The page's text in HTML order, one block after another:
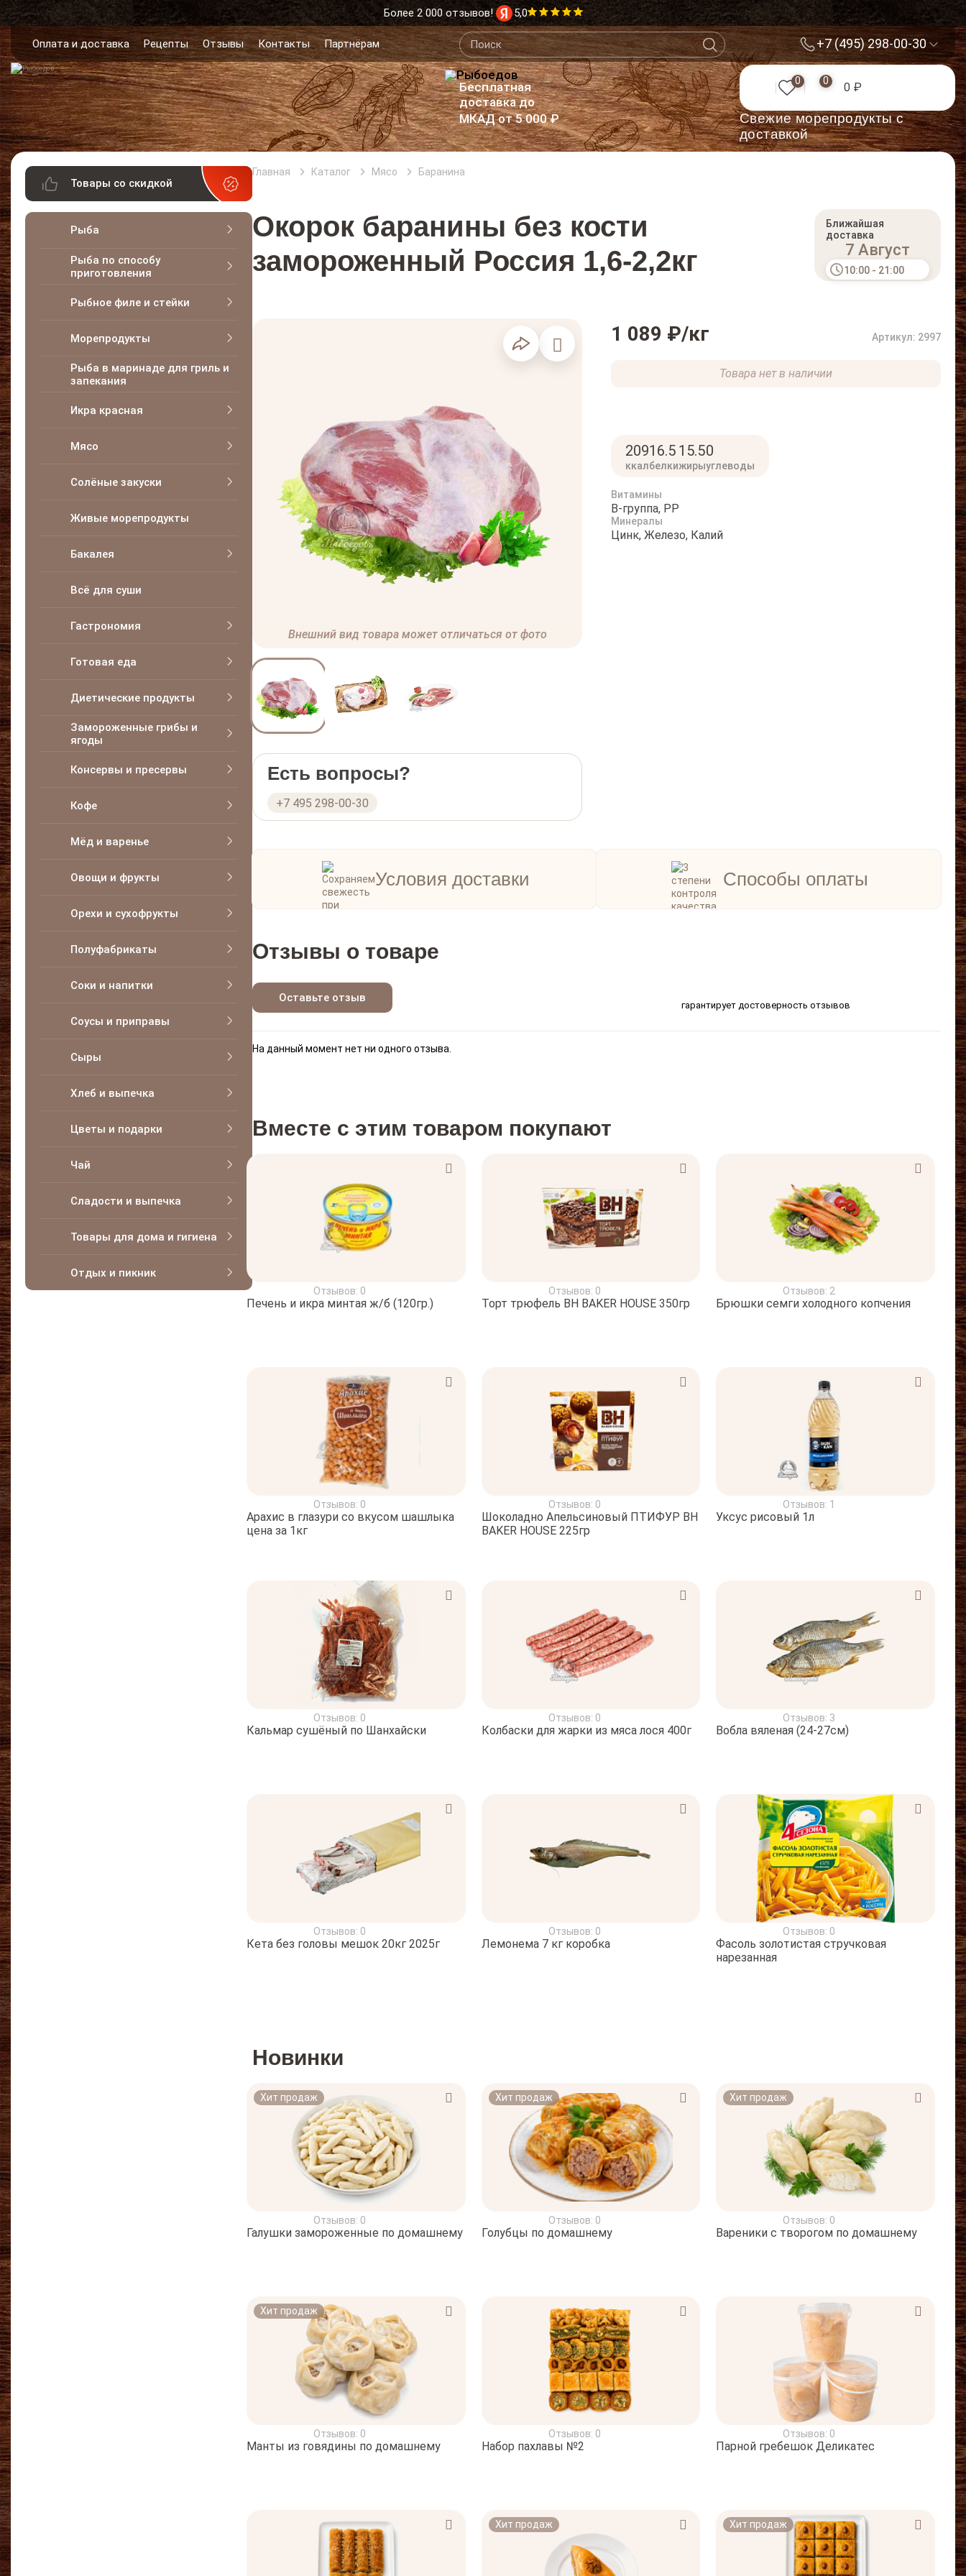
Более 2 000 отзывов! 5,0
Оплата и доставка Рецепты Отзывы Контакты Партнёрам +7 (495) 298-00-30
Бесплатная
доставка до
МКАД от 5 000 ₽
0 0 0 ₽
Cвежие морепродукты с
доставкой
Товары со скидкой
Рыба
Рыба по способу
приготовления
Рыбное филе и стейки
Морепродукты
Рыба в маринаде для гриль и
запекания
Икра красная
Мясо
Солёные закуски
Живые морепродукты
Бакалея
Всё для суши
Гастрономия
Готовая еда
Диетические продукты
Замороженные грибы и
ягоды
Консервы и пресервы
Кофе
Мёд и варенье
Овощи и фрукты
Орехи и сухофрукты
Полуфабрикаты
Соки и напитки
Соусы и приправы
Сыры
Хлеб и выпечка
Цветы и подарки
Чай
Сладости и выпечка
Товары для дома и гигиена
Отдых и пикник
Главная Каталог Мясо Баранина
Окорок баранины без кости
замороженный Россия 1,6-2,2кг
Ближайшая
доставка
7 Август
10:00 - 21:00
Внешний вид товара может отличаться от фото
Есть вопросы?
+7 495 298-00-30
1 089 ₽/кг Артикул: 2997
Товара нет в наличии
209
ккал
16.5
белки
15.5
жиры
0
углеводы
Витамины
B-группа, PP
Минералы
Цинк, Железо, Калий
Условия доставки Способы оплаты
Отзывы о товаре
Оставьте отзыв
гарантирует достоверность отзывов
На данный момент нет ни одного отзыва.
Вместе с этим товаром покупают
Отзывов: 0
Печень и икра минтая ж/б (120гр.)
Отзывов: 0
Торт трюфель BH BAKER HOUSE 350гр
Отзывов: 2
Брюшки семги холодного копчения
Отзывов: 0
Арахис в глазури со вкусом шашлыка
цена за 1кг
Отзывов: 0
Шоколадно Апельсиновый ПТИФУР BH
BAKER HOUSE 225гр
Отзывов: 1
Уксус рисовый 1л
Отзывов: 0
Кальмар сушёный по Шанхайски
Отзывов: 0
Колбаски для жарки из мяса лося 400г
Отзывов: 3
Вобла вяленая (24-27см)
Отзывов: 0
Кета без головы мешок 20кг 2025г
Отзывов: 0
Лемонема 7 кг коробка
Отзывов: 0
Фасоль золотистая стручковая
нарезанная
Новинки
Хит продаж
Отзывов: 0
Галушки замороженные по домашнему
Хит продаж
Отзывов: 0
Голубцы по домашнему
Хит продаж
Отзывов: 0
Вареники с творогом по домашнему
Хит продаж
Отзывов: 0
Манты из говядины по домашнему
Отзывов: 0
Набор пахлавы №2
Отзывов: 0
Парной гребешок Деликатес
Хит продаж Хит продаж